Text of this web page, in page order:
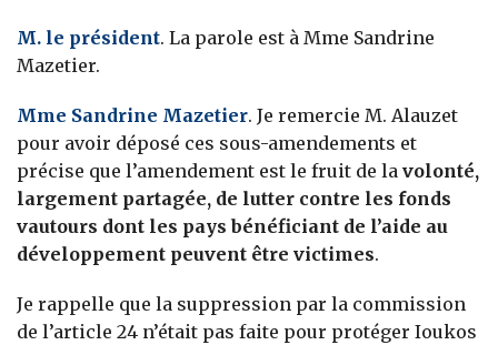
M. le président. La parole est à Mme Sandrine
Mazetier.
Mme Sandrine Mazetier. Je remercie M. Alauzet
pour avoir déposé ces sous-amendements et
précise que l’amendement est le fruit de la volonté,
largement partagée, de lutter contre les fonds
vautours dont les pays bénéficiant de l’aide au
développement peuvent être victimes.
Je rappelle que la suppression par la commission
de l’article 24 n’était pas faite pour protéger Ioukos